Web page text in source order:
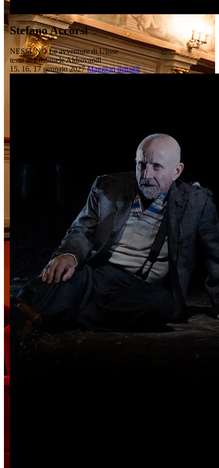
Stefano Accorsi
NESSUNO Le avventure di Ulisse
testo di Emanuele Aldrovandi
15, 16, 17 gennaio 2027Maggiori dettagli